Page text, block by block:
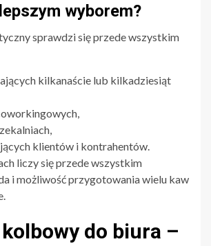
wyborem?
sprawdzi się przede wszystkim
kilkanaście lub kilkadziesiąt
klientów i kontrahentów.
liczy się przede wszystkim
i możliwość przygotowania wielu kaw
do biura –